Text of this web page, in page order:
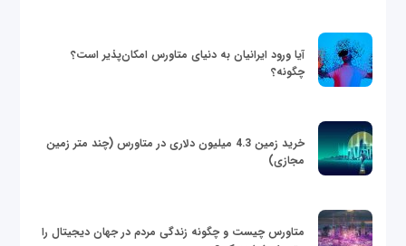
آیا ورود ایرانیان به دنیای متاورس امکان‌پذیر است؟
چگونه؟
خرید زمین 4.3 میلیون دلاری در متاورس (چند متر زمین
مجازی)
متاورس چیست و چگونه زندگی مردم در جهان دیجیتال را